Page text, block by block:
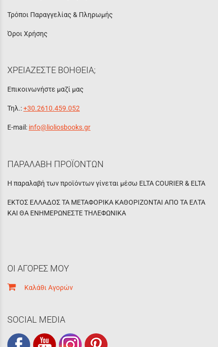
Τρόποι Παραγγελίας & Πληρωμής
Όροι Χρήσης
ΧΡΕΙΑΖΕΣΤΕ ΒΟΗΘΕΙΑ;
Επικοινωνήστε μαζί μας
Τηλ.:+30.2610.459.052
E-mail: info@lioliosbooks.gr
ΠΑΡΑΛΑΒΗ ΠΡΟΪΟΝΤΩΝ
Η παραλαβή των προϊόντων γίνεται μέσω ELTA COURIER & ELTA
ΕΚΤΟΣ ΕΛΛΑΔΟΣ ΤΑ ΜΕΤΑΦΟΡΙΚΑ ΚΑΘΟΡΙΖΟΝΤΑΙ ΑΠΟ ΤΑ ΕΛΤΑ
ΚΑΙ ΘΑ ΕΝΗΜΕΡΩΝΕΣΤΕ ΤΗΛΕΦΩΝΙΚΑ
ΟΙ ΑΓΟΡΕΣ ΜΟΥ
Καλάθι Αγορών
SOCIAL MEDIA